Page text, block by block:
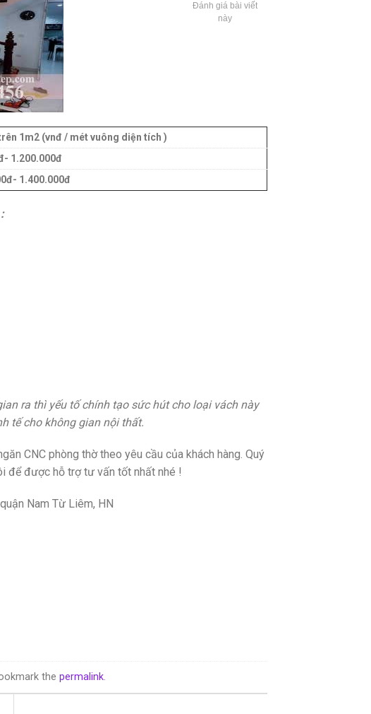
Đánh giá bài viết
này
1m2 (vnđ / mét vuông diện tích )
1.200.000đ
1.400.000đ
ra thì yếu tố chính tạo sức hút cho loại vách này
tế cho không gian nội thất.
CNC phòng thờ theo yêu cầu của khách hàng. Quý
để được hỗ trợ tư vấn tốt nhất nhé !
Nam Từ Liêm, HN
the permalink.